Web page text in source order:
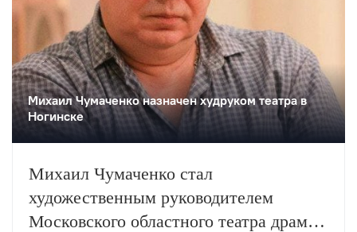
Михаил Чумаченко назначен худруком театра в
Ногинске
Михаил Чумаченко стал
художественным руководителем
Московского областного театра драмы